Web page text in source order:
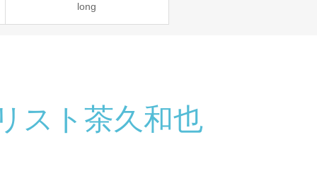
long
スト茶久和也